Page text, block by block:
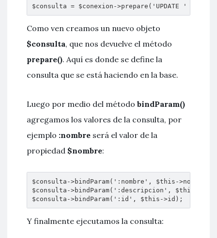
$consulta = $conexion->prepare('UPDATE ' .
Como ven creamos un nuevo objeto
$consulta, que nos devuelve el método
prepare(). Aquí es donde se define la
consulta que se está haciendo en la base.
Luego por medio del método bindParam()
agregamos los valores de la consulta, por
ejemplo :nombre será el valor de la
propiedad $nombre:
$consulta->bindParam(':nombre', $this->nombre);
$consulta->bindParam(':descripcion', $this-
$consulta->bindParam(':id', $this->id);
Y finalmente ejecutamos la consulta: